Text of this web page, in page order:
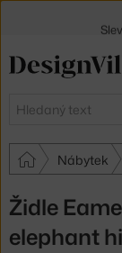
Hledat
Nábytek
Židle
elephant